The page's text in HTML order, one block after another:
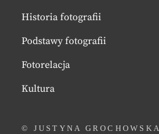
Historia fotografii
Podstawy fotografii
Fotorelacja
Kultura
© JUSTYNA GROCHOWSKA